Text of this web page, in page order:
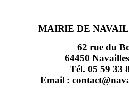
MAIRIE DE
62 rue du
64450
Tél. 05 59 33
Email :